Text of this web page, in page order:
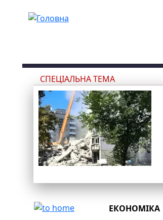
СПЕЦІАЛЬНА ТЕМА
ЕКОНОМІКА